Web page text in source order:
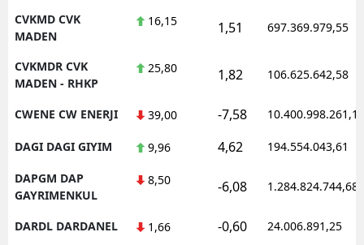
CVKMD CVK
MADEN
16,15 1,51 697.369.979,55
CVKMDR CVK
MADEN - RHKP
25,80 1,82 106.625.642,58
CWENE CW ENERJI 39,00 -7,58 10.400.998.261,10
DAGI DAGI GIYIM 9,96 4,62 194.554.043,61
DAPGM DAP
GAYRIMENKUL
8,50 -6,08 1.284.824.744,68
DARDL DARDANEL 1,66 -0,60 24.006.891,25